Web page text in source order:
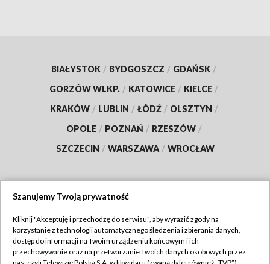
BIAŁYSTOK / BYDGOSZCZ / GDAŃSK /
GORZÓW WLKP. / KATOWICE / KIELCE /
KRAKÓW / LUBLIN / ŁÓDŹ / OLSZTYN /
OPOLE / POZNAŃ / RZESZÓW /
SZCZECIN / WARSZAWA / WROCŁAW
TVP
Abonament TVP
Regulamin TVP
Szanujemy Twoją prywatność
Kliknij "Akceptuję i przechodzę do serwisu", aby wyrazić zgody na
korzystanie z technologii automatycznego śledzenia i zbierania danych,
dostęp do informacji na Twoim urządzeniu końcowym i ich
przechowywanie oraz na przetwarzanie Twoich danych osobowych przez